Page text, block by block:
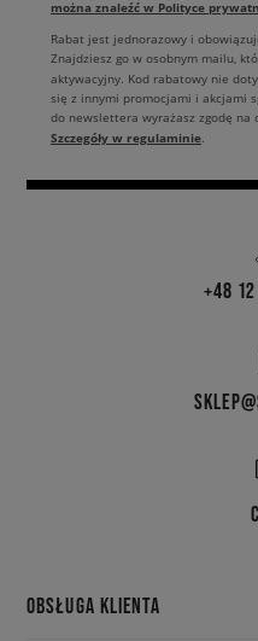
można znaleźć w Polityce
Rabat jest jednorazowy i
Znajdziesz go w osobnym mailu,
aktywacyjny. Kod rabatowy nie
się z innymi promocjami i akcjami
do newslettera wyrażasz zgodę
Szczegóły w regulaminie.
+48
OBSŁUGA KLIENTA